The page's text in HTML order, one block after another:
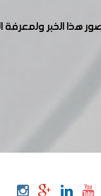
هذا الخبر